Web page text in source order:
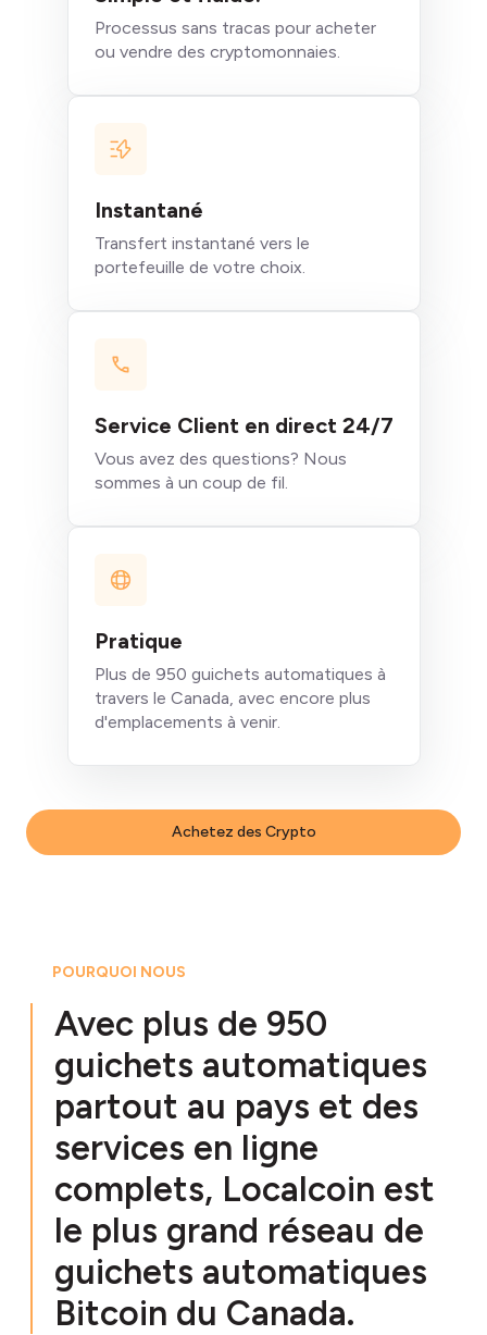
Achetez des Crypto
Processus sans tracas pour acheter
ou vendre des cryptomonnaies.
Instantané
Transfert instantané vers le
portefeuille de votre choix.
Service Client en direct 24/7
Vous avez des questions? Nous
sommes à un coup de fil.
Pratique
Plus de 950 guichets automatiques à
travers le Canada, avec encore plus
d'emplacements à venir.
POURQUOI NOUS
Avec plus de 950
guichets automatiques
partout au pays et des
services en ligne
complets, Localcoin est
le plus grand réseau de
guichets automatiques
Bitcoin du Canada.